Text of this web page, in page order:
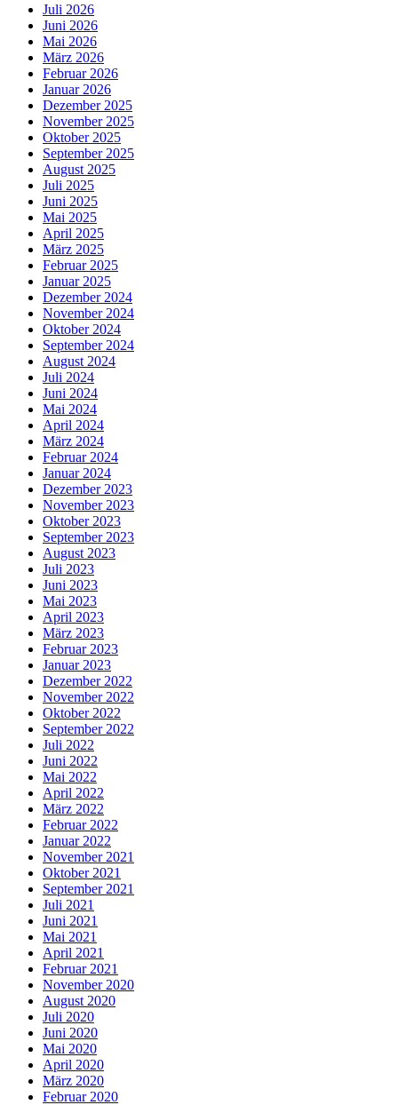
Juli 2026
Juni 2026
Mai 2026
März 2026
Februar 2026
Januar 2026
Dezember 2025
November 2025
Oktober 2025
September 2025
August 2025
Juli 2025
Juni 2025
Mai 2025
April 2025
März 2025
Februar 2025
Januar 2025
Dezember 2024
November 2024
Oktober 2024
September 2024
August 2024
Juli 2024
Juni 2024
Mai 2024
April 2024
März 2024
Februar 2024
Januar 2024
Dezember 2023
November 2023
Oktober 2023
September 2023
August 2023
Juli 2023
Juni 2023
Mai 2023
April 2023
März 2023
Februar 2023
Januar 2023
Dezember 2022
November 2022
Oktober 2022
September 2022
Juli 2022
Juni 2022
Mai 2022
April 2022
März 2022
Februar 2022
Januar 2022
November 2021
Oktober 2021
September 2021
Juli 2021
Juni 2021
Mai 2021
April 2021
Februar 2021
November 2020
August 2020
Juli 2020
Juni 2020
Mai 2020
April 2020
März 2020
Februar 2020